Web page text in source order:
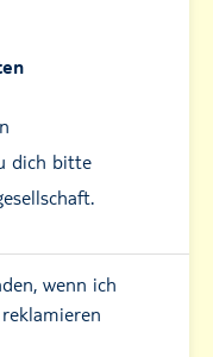
dich bitte
wenn ich